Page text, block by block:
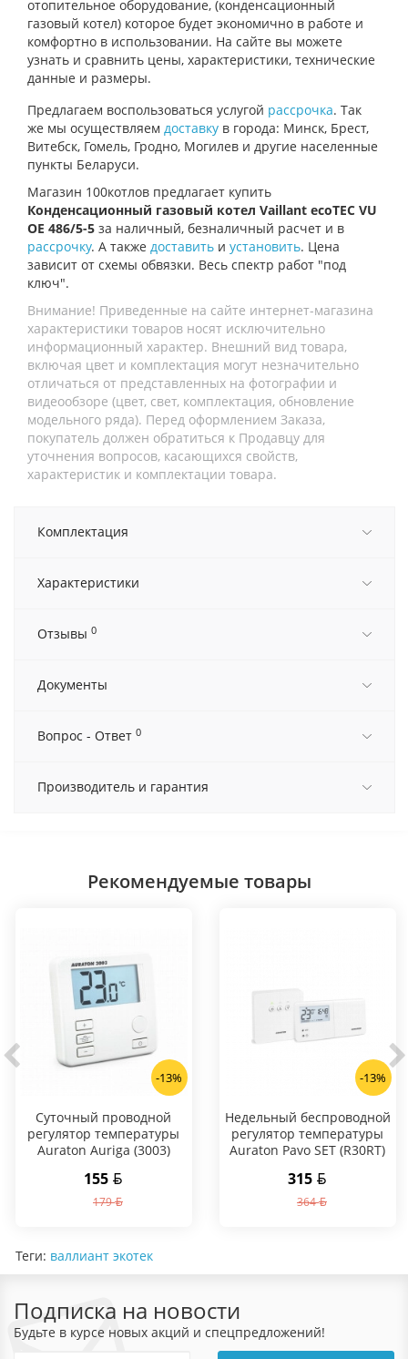
отопительное оборудование, (конденсационный
газовый котел) которое будет экономично в работе и
комфортно в использовании. На сайте вы можете
узнать и сравнить цены, характеристики, технические
данные и размеры.
Предлагаем воспользоваться услугой рассрочка. Так
же мы осуществляем доставку в города: Минск, Брест,
Витебск, Гомель, Гродно, Могилев и другие населенные
пункты Беларуси.
Магазин 100котлов предлагает купить
Конденсационный газовый котел Vaillant ecoTEC VU
OE 486/5-5 за наличный, безналичный расчет и в
рассрочку. А также доставить и установить. Цена
зависит от схемы обвязки. Весь спектр работ "под
ключ".
Внимание! Приведенные на сайте интернет-магазина
характеристики товаров носят исключительно
информационный характер. Внешний вид товара,
включая цвет и комплектация могут незначительно
отличаться от представленных на фотографии и
видеообзоре (цвет, свет, комплектация, обновление
модельного ряда). Перед оформлением Заказа,
покупатель должен обратиться к Продавцу для
уточнения вопросов, касающихся свойств,
характеристик и комплектации товара.
Комплектация
Характеристики
Отзывы 0
Документы
Вопрос - Ответ 0
Производитель и гарантия
Рекомендуемые товары
-13%
Суточный проводной
регулятор температуры
Auraton Auriga (3003)
155
179
-13%
Hедельный беспроводной
регулятор температуры
Auraton Pavo SET (R30RT)
315
364
Теги: валлиант экотек
Подписка на новости
Будьте в курсе новых акций и спецпредложений!